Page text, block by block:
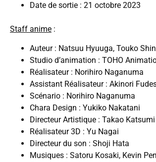
Date de sortie : 21 octobre 2023
Staff anime :
Auteur : Natsuu Hyuuga, Touko
Studio d’animation : TOHO
Réalisateur : Norihiro Naganuma
Assistant Réalisateur : Akinori
Scénario : Norihiro Naganuma
Chara Design : Yukiko Nakatani
Directeur Artistique : Takao Katsumi
Réalisateur 3D : Yu Nagai
Directeur du son : Shoji Hata
Musiques : Satoru Kosaki, Kevin